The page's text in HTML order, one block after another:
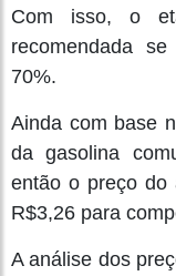
Com isso, o
recomendada
70%.
Ainda com base
da gasolina
então o preço do
R$3,26 para
A análise dos